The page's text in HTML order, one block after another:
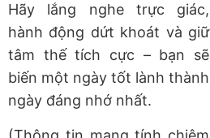
Hãy lắng nghe trực giác,
hành động dứt khoát và giữ
tâm thế tích cực – bạn sẽ
biến một ngày tốt lành thành
ngày đáng nhớ nhất.